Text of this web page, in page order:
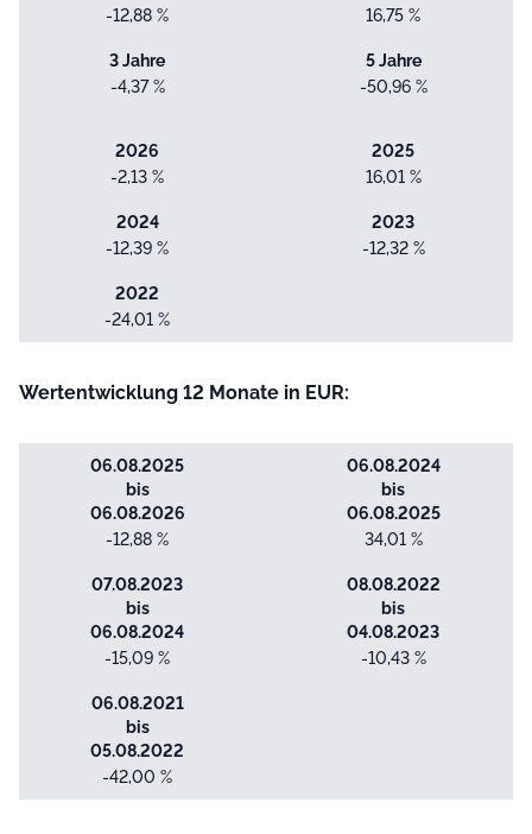
-12,88 %
16,75 %
3 Jahre
-4,37 %
5 Jahre
-50,96 %
2026
-2,13 %
2025
16,01 %
2024
-12,39 %
2023
-12,32 %
2022
-24,01 %
Wertentwicklung 12 Monate in EUR:
06.08.2025
bis
06.08.2026
-12,88 %
06.08.2024
bis
06.08.2025
34,01 %
07.08.2023
bis
06.08.2024
-15,09 %
08.08.2022
bis
04.08.2023
-10,43 %
06.08.2021
bis
05.08.2022
-42,00 %